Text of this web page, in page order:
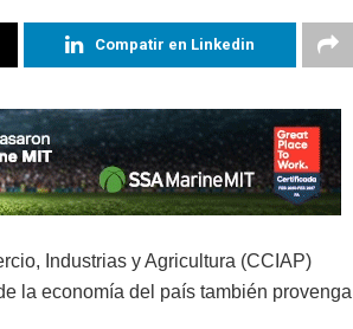
Compatir en Linkedin
Industrias y Agricultura (CCIAP)
la economía del país también provenga